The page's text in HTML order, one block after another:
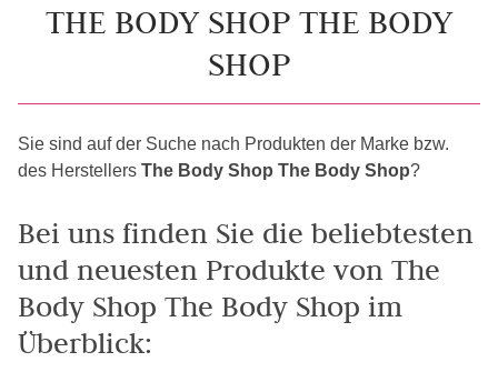
THE BODY SHOP THE BODY
SHOP
Sie sind auf der Suche nach Produkten der Marke bzw.
des Herstellers The Body Shop The Body Shop?
Bei uns finden Sie die beliebtesten
und neuesten Produkte von The
Body Shop The Body Shop im
Überblick: